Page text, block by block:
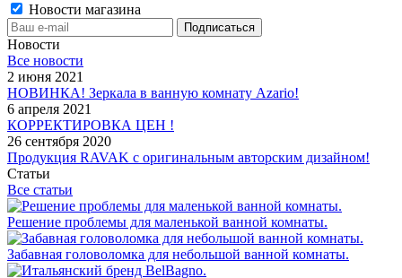
Новости магазина
Новости
Все новости
2 июня 2021
НОВИНКА! Зеркала в ванную комнату Azario!
6 апреля 2021
КОРРЕКТИРОВКА ЦЕН !
26 сентября 2020
Продукция RAVAK с оригинальным авторским дизайном!
Статьи
Все статьи
Решение проблемы для маленькой ванной комнаты.
Забавная головоломка для небольшой ванной комнаты.